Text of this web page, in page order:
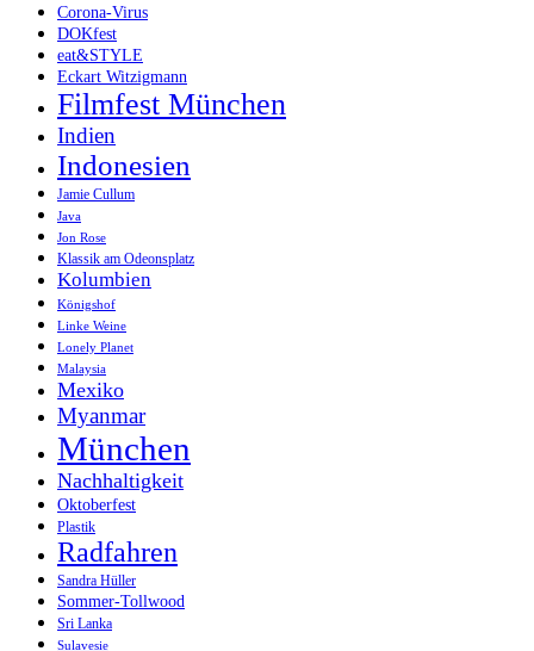
Corona-Virus
DOKfest
eat&STYLE
Eckart Witzigmann
Filmfest München
Indien
Indonesien
Jamie Cullum
Java
Jon Rose
Klassik am Odeonsplatz
Kolumbien
Königshof
Linke Weine
Lonely Planet
Malaysia
Mexiko
Myanmar
München
Nachhaltigkeit
Oktoberfest
Plastik
Radfahren
Sandra Hüller
Sommer-Tollwood
Sri Lanka
Sulavesie